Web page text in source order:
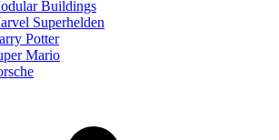
Buildings
Superhelden
Potter
Mario